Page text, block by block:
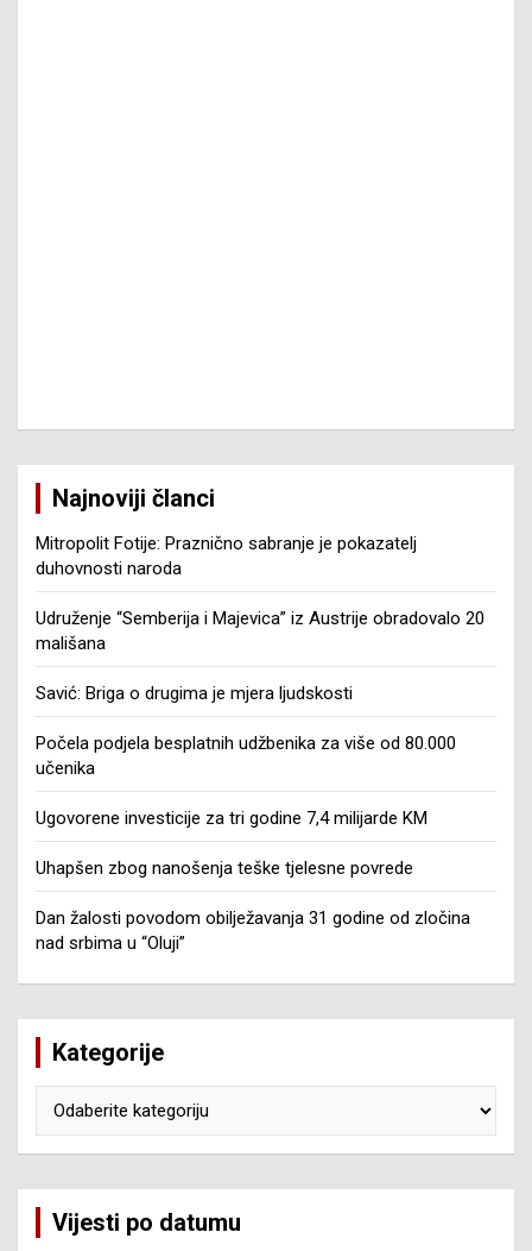
Najnoviji članci
Mitropolit Fotije: Praznično sabranje je pokazatelj
duhovnosti naroda
Udruženje “Semberija i Majevica” iz Austrije obradovalo 20
mališana
Savić: Briga o drugima je mjera ljudskosti
Počela podjela besplatnih udžbenika za više od 80.000
učenika
Ugovorene investicije za tri godine 7,4 milijarde KM
Uhapšen zbog nanošenja teške tjelesne povrede
Dan žalosti povodom obilježavanja 31 godine od zločina
nad srbima u “Oluji”
Kategorije
Vijesti po datumu